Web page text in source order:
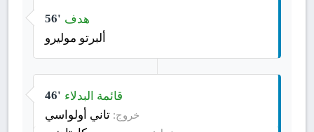
56' هدف
ألبرتو موليرو
46' قائمة البدلاء
خروج: تاني أولواسي